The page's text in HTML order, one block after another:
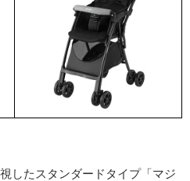
したスタンダードタイプ「マジ